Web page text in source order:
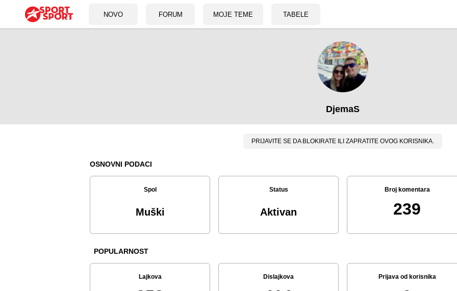
NOVO FORUM MOJE TEME TABELE
DjemaS
PRIJAVITE SE DA BLOKIRATE ILI ZAPRATITE OVOG KORISNIKA.
OSNOVNI PODACI
Spol
Muški
Status
Aktivan
Broj komentara
239
POPULARNOST
Lajkova Dislajkova Prijava od korisnika